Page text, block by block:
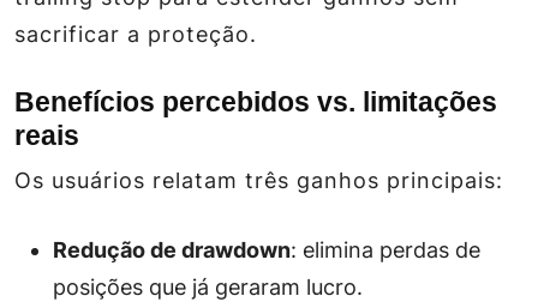
sacrificar a proteção.
Benefícios percebidos vs. limitações
reais
Os usuários relatam três ganhos principais:
Redução de drawdown: elimina perdas de
posições que já geraram lucro.